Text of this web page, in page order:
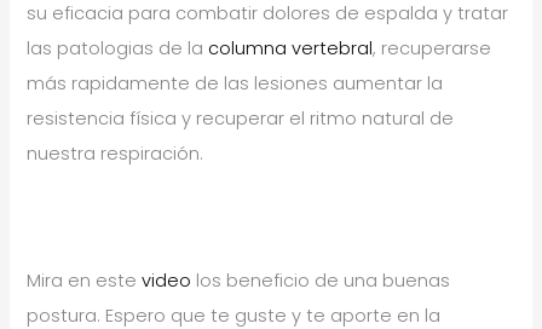
su eficacia para combatir dolores de espalda y tratar
las patologias de la columna vertebral, recuperarse
más rapidamente de las lesiones aumentar la
resistencia física y recuperar el ritmo natural de
nuestra respiración.
Mira en estevideo los beneficio de una buenas
postura. Espero que te guste y te aporte en la